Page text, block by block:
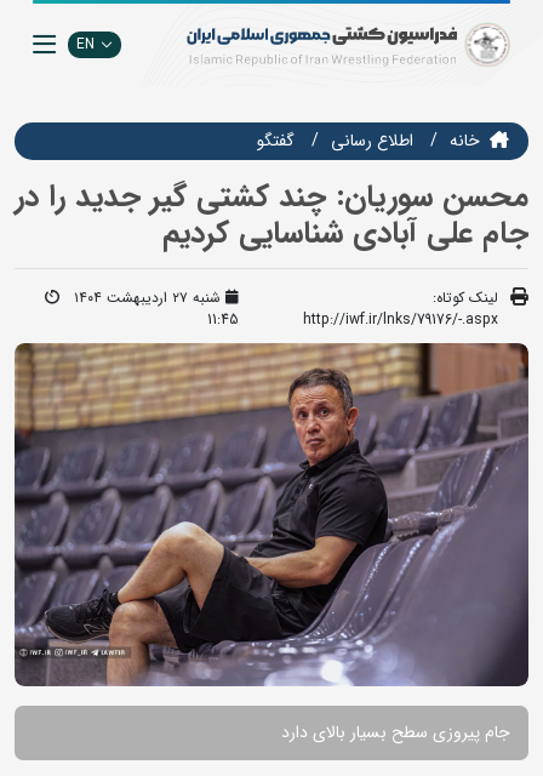
EN
خانه اطلاع رسانی گفتگو
محسن سوریان: چند کشتی گیر جدید را در
جام علی آبادی شناسایی کردیم
لینک کوتاه:
http://iwf.ir/lnks/79176/-.aspx
شنبه ۲۷ اردیبهشت ۱۴۰۴
11:45
جام پیروزی سطح بسیار بالای دارد